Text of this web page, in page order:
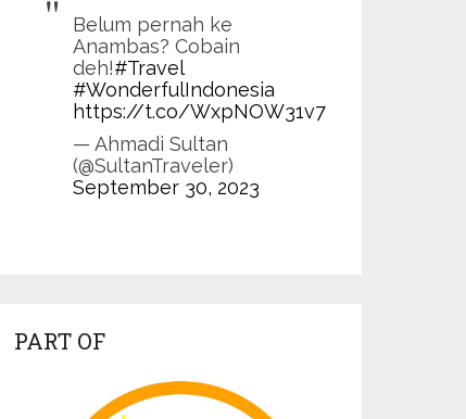
Belum pernah ke
Anambas? Cobain
deh!#Travel
#WonderfulIndonesia
https://t.co/WxpNOW31v7
— Ahmadi Sultan
(@SultanTraveler)
September 30, 2023
PART OF